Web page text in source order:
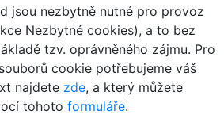
jsou nezbytně nutné pro provoz
Nezbytné cookies), a to bez
tzv. oprávněného zájmu. Pro
cookie potřebujeme váš
najdete zde, a který můžete
tohoto formuláře.